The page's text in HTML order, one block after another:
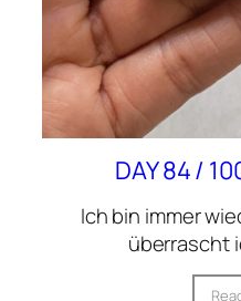
DAY 84 /
Ich bin immer
überrascht